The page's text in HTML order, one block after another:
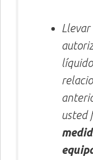
usted